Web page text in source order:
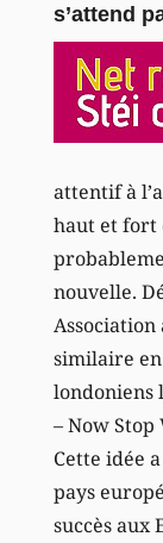
s’attend
attentif à
haut et fort
nouvelle.
Association
similaire
londoniens
– Now
Cette idée
pays
succès aux